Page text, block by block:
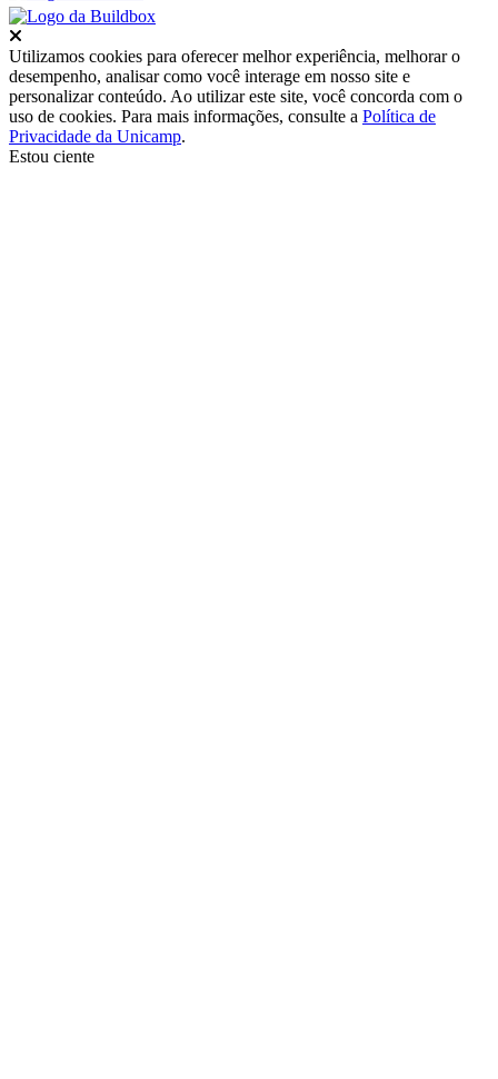
Utilizamos cookies para oferecer melhor experiência, melhorar o
desempenho, analisar como você interage em nosso site e
personalizar conteúdo. Ao utilizar este site, você concorda com o
uso de cookies. Para mais informações, consulte a Política de
Privacidade da Unicamp.
Estou ciente